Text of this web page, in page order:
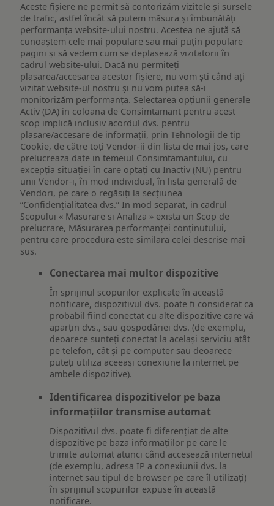
Aceste fișiere ne permit să contorizăm vizitele și sursele
de trafic, astfel încât să putem măsura și îmbunătăți
performanța website-ului nostru. Acestea ne ajută să
cunoaștem cele mai populare sau mai puțin populare
pagini și să vedem cum se deplasează vizitatorii în
cadrul website-ului. Dacă nu permiteți
plasarea/accesarea acestor fișiere, nu vom ști când ați
vizitat website-ul nostru și nu vom putea să-i
monitorizăm performanța. Selectarea opțiunii generale
Activ (DA) in coloana de Consimtamant pentru acest
scop implică inclusiv acordul dvs. pentru
plasare/accesare de informații, prin Tehnologii de tip
Cookie, de către toți Vendor-ii din lista de mai jos, care
prelucreaza date in temeiul Consimtamantului, cu
excepția situației în care optați cu Inactiv (NU) pentru
unii Vendor-i, în mod individual, în lista generală de
Vendori, pe care o regăsiți la secțiunea
“Confidențialitatea dvs.” In mod separat, in cadrul
Scopului « Masurare si Analiza » exista un Scop de
prelucrare, Măsurarea performanței conținutului,
pentru care procedura este similara celei descrise mai
sus.
Conectarea mai multor dispozitive
În sprijinul scopurilor explicate în această
notificare, dispozitivul dvs. poate fi considerat ca
probabil fiind conectat cu alte dispozitive care vă
aparțin dvs., sau gospodăriei dvs. (de exemplu,
deoarece sunteți conectat la același serviciu atât
pe telefon, cât și pe computer sau deoarece
puteți utiliza aceeași conexiune la internet pe
ambele dispozitive).
Identificarea dispozitivelor pe baza
informațiilor transmise automat
Dispozitivul dvs. poate fi diferențiat de alte
dispozitive pe baza informațiilor pe care le
trimite automat atunci când accesează internetul
(de exemplu, adresa IP a conexiunii dvs. la
internet sau tipul de browser pe care îl utilizați)
în sprijinul scopurilor expuse în această
notificare.